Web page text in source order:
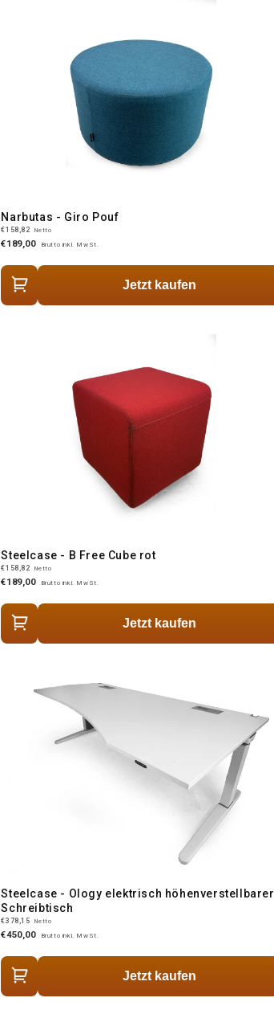
Narbutas - Giro Pouf
€158,82 Netto
€189,00 Brutto inkl. MwSt.
Jetzt kaufen
Steelcase - B Free Cube rot
€158,82 Netto
€189,00 Brutto inkl. MwSt.
Jetzt kaufen
Steelcase - Ology elektrisch höhenverstellbarer
Schreibtisch
€378,15 Netto
€450,00 Brutto inkl. MwSt.
Jetzt kaufen